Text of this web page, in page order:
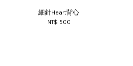
細針Heart背心
NT$ 500